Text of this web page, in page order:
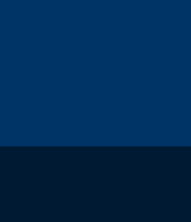
tab)
- new tab)